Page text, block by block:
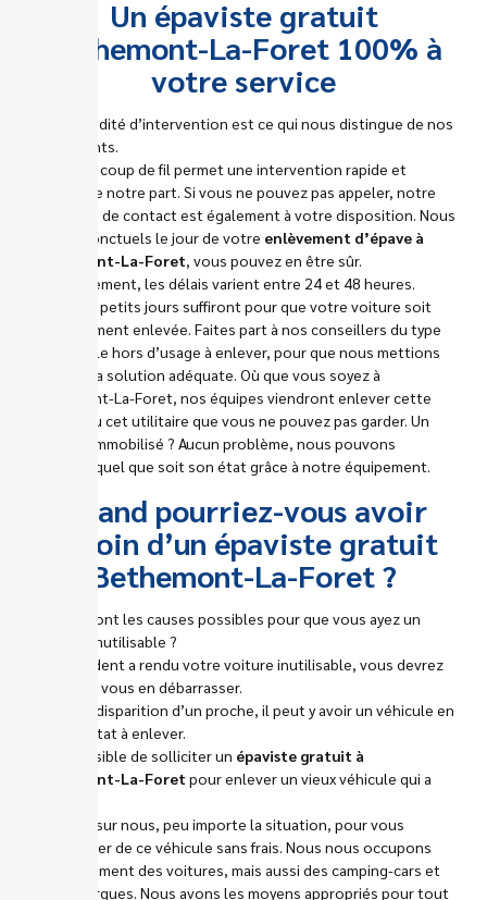
Un épaviste gratuit
Bethemont-La-Foret 100% à
votre service
Notre rapidité d’intervention est ce qui nous distingue de nos
concurrents.
Un simple coup de fil permet une intervention rapide et
efficace de notre part. Si vous ne pouvez pas appeler, notre
formulaire de contact est également à votre disposition. Nous
serons ponctuels le jour de votre enlèvement d’épave à
Bethemont-La-Foret, vous pouvez en être sûr.
Habituellement, les délais varient entre 24 et 48 heures.
Quelques petits jours suffiront pour que votre voiture soit
définitivement enlevée. Faites part à nos conseillers du type
de véhicule hors d’usage à enlever, pour que nous mettions
en place la solution adéquate. Où que vous soyez à
Bethemont-La-Foret, nos équipes viendront enlever cette
voiture ou cet utilitaire que vous ne pouvez pas garder. Un
véhicule immobilisé ? Aucun problème, nous pouvons
l’enlever quel que soit son état grâce à notre équipement.
Quand pourriez-vous avoir
besoin d’un épaviste gratuit
Bethemont-La-Foret ?
Quelles sont les causes possibles pour que vous ayez un
véhicule inutilisable ?
Si un accident a rendu votre voiture inutilisable, vous devrez
peut-être vous en débarrasser.
Suite à la disparition d’un proche, il peut y avoir un véhicule en
mauvais état à enlever.
Il est possible de solliciter un épaviste gratuit à
Bethemont-La-Foret pour enlever un vieux véhicule qui a
Comptez sur nous, peu importe la situation, pour vous
débarrasser de ce véhicule sans frais. Nous nous occupons
non seulement des voitures, mais aussi des camping-cars et
des remorques. Nous avons les moyens appropriés pour tout